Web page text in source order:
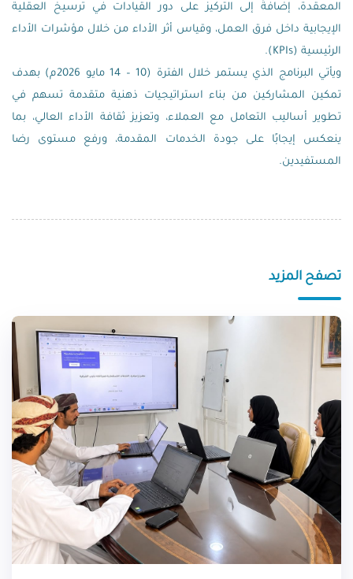
المعقدة، إضافةً إلى التركيز على دور القيادات في ترسيخ العقلية
الإيجابية داخل فرق العمل، وقياس أثر الأداء من خلال مؤشرات الأداء
الرئيسية (KPIs).
ويأتي البرنامج الذي يستمر خلال الفترة (10 – 14 مايو 2026م) بهدف
تمكين المشاركين من بناء استراتيجيات ذهنية متقدمة تسهم في
تطوير أساليب التعامل مع العملاء، وتعزيز ثقافة الأداء العالي، بما
ينعكس إيجابًا على جودة الخدمات المقدمة، ورفع مستوى رضا
المستفيدين.
تصفح المزيد